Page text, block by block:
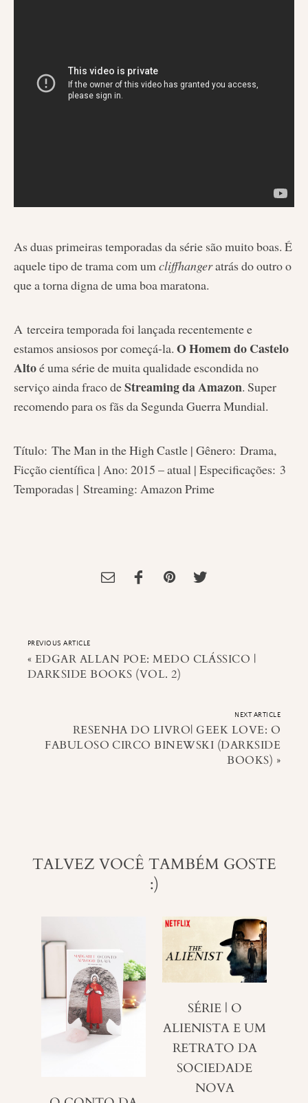
As duas primeiras temporadas da série são muito boas. É
aquele tipo de trama com umcliffhangeratrás do outro o
que a torna digna de uma boa maratona.
A terceira temporada foi lançada recentemente e
estamos ansiosos por começá-la. O Homem do Castelo
Altoé uma série de muita qualidade escondida no
serviço ainda fraco deStreaming da Amazon. Super
recomendo para os fãs da Segunda Guerra Mundial.
Título: The Man in the High Castle | Gênero: Drama,
Ficção científica | Ano: 2015 – atual | Especificações: 3
Temporadas | Streaming: Amazon Prime
PREVIOUS ARTICLE
« EDGAR ALLAN POE: MEDO CLÁSSICO |
DARKSIDE BOOKS (VOL. 2)
NEXT ARTICLE
RESENHA DO LIVRO| GEEK LOVE: O
FABULOSO CIRCO BINEWSKI (DARKSIDE
BOOKS) »
TALVEZ VOCÊ TAMBÉM GOSTE
:)
SÉRIE | O
ALIENISTA E UM
RETRATO DA
SOCIEDADE
NOVA